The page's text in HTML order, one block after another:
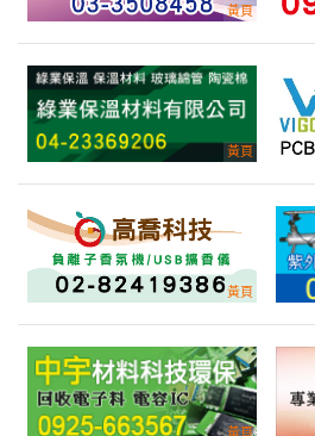
產業:客運租包車
來自:蔡OO 詢價
時間:08/07 14:10
***n100tiger@gmail.com
是否有現貨 日東509A / 509N 高溫
產業:金屬工具製造代理
來自:長OO造OO廠OO有OO司 詢價
時間:08/07 13:58
***dra_lo@ccpgp.com
想請問資料夾費用
產業:印刷印製
來自:簡OO 詢價
時間:08/07 13:51